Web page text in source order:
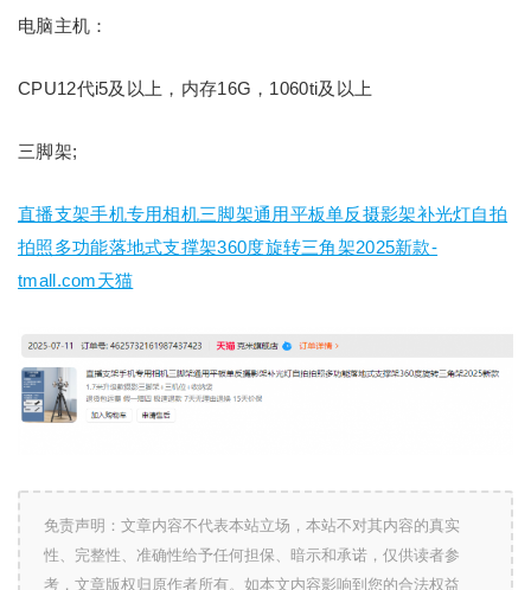
电脑主机：
CPU12代i5及以上，内存16G，1060ti及以上
三脚架;
直播支架手机专用相机三脚架通用平板单反摄影架补光灯自拍
拍照多功能落地式支撑架360度旋转三角架2025新款-
tmall.com天猫
免责声明：文章内容不代表本站立场，本站不对其内容的真实
性、完整性、准确性给予任何担保、暗示和承诺，仅供读者参
考，文章版权归原作者所有。如本文内容影响到您的合法权益